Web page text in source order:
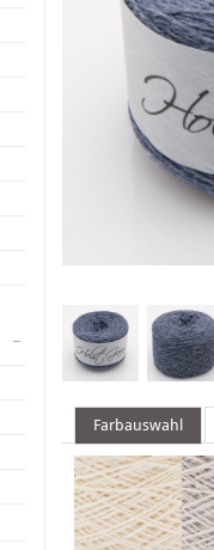
Farbauswahl